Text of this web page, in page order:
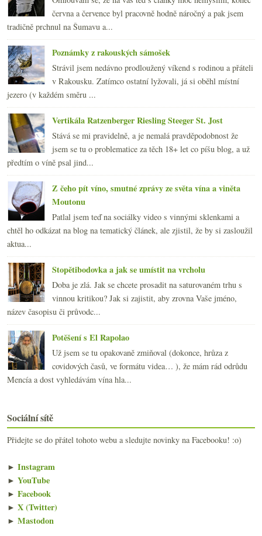
června a července byl pracovně hodně náročný a pak jsem
tradičně prchnul na Šumavu a...
Poznámky z rakouských sámošek
Strávil jsem nedávno prodloužený víkend s rodinou a přáteli
v Rakousku. Zatímco ostatní lyžovali, já si oběhl místní
jezero (v každém směru ...
Vertikála Ratzenberger Riesling Steeger St. Jost
Stává se mi pravidelně, a je nemalá pravděpodobnost že
jsem se tu o problematice za těch 18+ let co píšu blog, a už
předtím o víně psal jind...
Z čeho pít víno, smutné zprávy ze světa vína a viněta
Moutonu
Patlal jsem teď na sociálky video s vinnými sklenkami a
chtěl ho odkázat na blog na tematický článek, ale zjistil, že by si zasloužil
aktua...
Stopětibodovka a jak se umístit na vrcholu
Doba je zlá. Jak se chcete prosadit na saturovaném trhu s
vinnou kritikou? Jak si zajistit, aby zrovna Vaše jméno,
název časopisu či průvodc...
Potěšení s El Rapolao
Už jsem se tu opakovaně zmiňoval (dokonce, hrůza z
covidových časů, ve formátu videa… ), že mám rád odrůdu
Mencía a dost vyhledávám vína hla...
Sociální sítě
Přidejte se do přátel tohoto webu a sledujte novinky na Facebooku! :o)
► Instagram
► YouTube
► Facebook
► X (Twitter)
► Mastodon